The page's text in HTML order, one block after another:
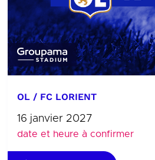
OL / FC LORIENT
16 janvier 2027
date et heure à confirmer